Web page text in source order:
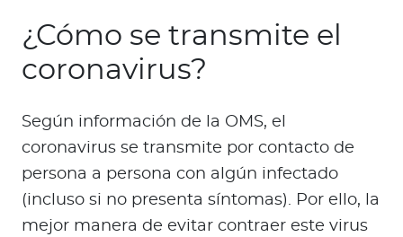
¿Cómo se transmite el
coronavirus?
Según información de la OMS, el
coronavirus se transmite por contacto de
persona a persona con algún infectado
(incluso si no presenta síntomas). Por ello, la
mejor manera de evitar contraer este virus